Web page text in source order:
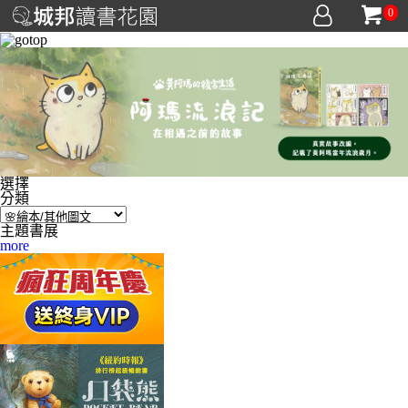
0
選擇
分類
主題書展
more